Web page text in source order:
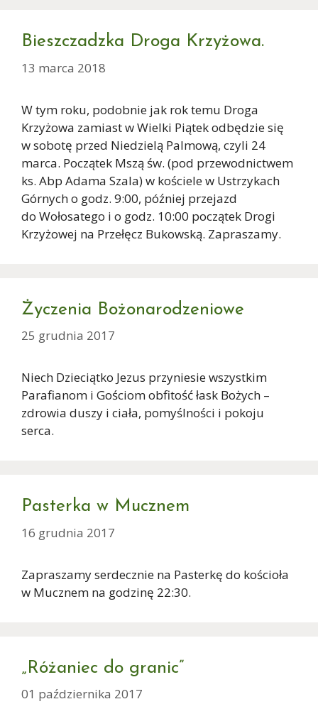
Bieszczadzka Droga Krzyżowa.
13 marca 2018
W tym roku, podobnie jak rok temu Droga
Krzyżowa zamiast w Wielki Piątek odbędzie się
w sobotę przed Niedzielą Palmową, czyli 24
marca. Początek Mszą św. (pod przewodnictwem
ks. Abp Adama Szala) w kościele w Ustrzykach
Górnych o godz. 9:00, później przejazd
do Wołosatego i o godz. 10:00 początek Drogi
Krzyżowej na Przełęcz Bukowską. Zapraszamy.
Życzenia Bożonarodzeniowe
25 grudnia 2017
Niech Dzieciątko Jezus przyniesie wszystkim
Parafianom i Gościom obfitość łask Bożych –
zdrowia duszy i ciała, pomyślności i pokoju
serca.
Pasterka w Mucznem
16 grudnia 2017
Zapraszamy serdecznie na Pasterkę do kościoła
w Mucznem na godzinę 22:30.
„Różaniec do granic”
01 października 2017